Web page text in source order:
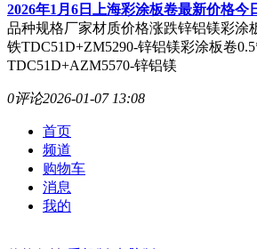
2026年1月6日上海彩涂板卷最新价格今
品种规格厂家材质价格涨跌锌铝镁彩涂
铁TDC51D+ZM5290-锌铝镁彩涂板卷
TDC51D+AZM5570-锌铝镁
0评论2026-01-07 13:08
首页
频道
购物车
消息
我的